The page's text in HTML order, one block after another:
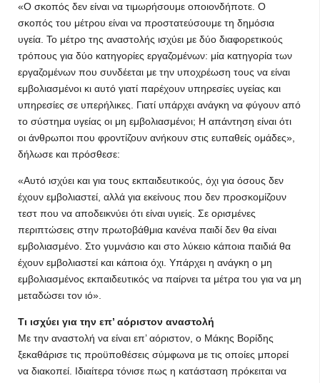
«Ο σκοπός δεν είναι να τιμωρήσουμε οποιονδήποτε. Ο
σκοπός του μέτρου είναι να προστατεύσουμε τη δημόσια
υγεία. Το μέτρο της αναστολής ισχύει με δύο διαφορετικούς
τρόπους για δύο κατηγορίες εργαζομένων: μία κατηγορία των
εργαζομένων που συνδέεται με την υποχρέωση τους να είναι
εμβολιασμένοι κι αυτό γιατί παρέχουν υπηρεσίες υγείας και
υπηρεσίες σε υπερήλικες. Γιατί υπάρχει ανάγκη να φύγουν από
το σύστημα υγείας οι μη εμβολιασμένοι; Η απάντηση είναι ότι
οι άνθρωποι που φροντίζουν ανήκουν στις ευπαθείς ομάδες»,
δήλωσε και πρόσθεσε:
«Αυτό ισχύει και για τους εκπαιδευτικούς, όχι για όσους δεν
έχουν εμβολιαστεί, αλλά για εκείνους που δεν προσκομίζουν
τεστ που να αποδεικνύει ότι είναι υγιείς. Σε ορισμένες
περιπτώσεις στην πρωτοβάθμια κανένα παιδί δεν θα είναι
εμβολιασμένο. Στο γυμνάσιο και στο λύκειο κάποια παιδιά θα
έχουν εμβολιαστεί και κάποια όχι. Υπάρχει η ανάγκη ο μη
εμβολιασμένος εκπαιδευτικός να παίρνει τα μέτρα του για να μη
μεταδώσει τον ιό».
Τι ισχύει για την επ’ αόριστον αναστολή
Με την αναστολή να είναι επ’ αόριστον, ο Μάκης Βορίδης
ξεκαθάρισε τις προϋποθέσεις σύμφωνα με τις οποίες μπορεί
να διακοπεί. Ιδιαίτερα τόνισε πως η κατάσταση πρόκειται να